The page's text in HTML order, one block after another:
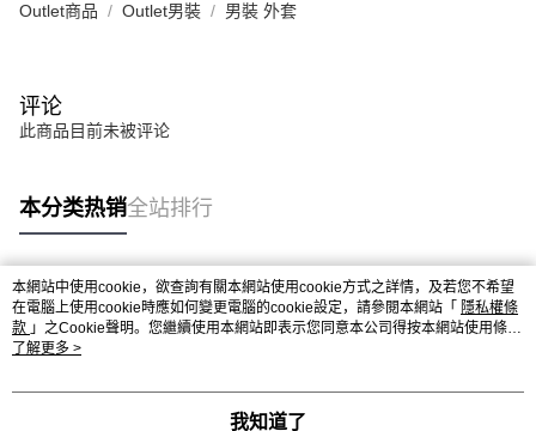
Outlet商品 Outlet男裝 男裝 外套
评论
此商品目前未被评论
本分类热销全站排行
热门标签
本網站中使用cookie，欲查詢有關本網站使用cookie方式之詳情，及若您不希望
在電腦上使用cookie時應如何變更電腦的cookie設定，請參閱本網站「 隱私權條
款 」之Cookie聲明。您繼續使用本網站即表示您同意本公司得按本網站使用條款
之Cookie聲明使用cookie。
了解更多 >
我知道了